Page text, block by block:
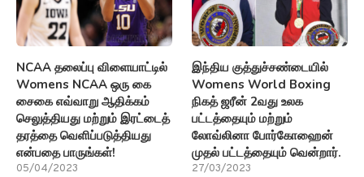
NCAA தலைப்பு விளையாட்டில்
Womens NCAA ஒரு கை
சைகை எவ்வாறு ஆதிக்கம்
செலுத்தியது மற்றும் இரட்டைத்
தரத்தை வெளிப்படுத்தியது
என்பதை பாருங்கள்!
05/04/2023
இந்திய குத்துச்சண்டையில்
Womens World Boxing
நிகத் ஜரீன் 2வது உலக
பட்டத்தையும் மற்றும்
லோவ்லினா போர்கோஹைன்
முதல் பட்டத்தையும் வென்றார்.
27/03/2023